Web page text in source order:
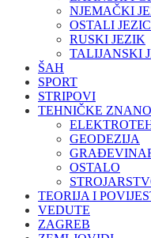
NJEMAČKI
OSTALI
RUSKI JEZIK
TALIJANSKI
ŠAH
SPORT
STRIPOVI
TEHNIČKE
GEODEZIJA
OSTALO
TEORIJA I
VEDUTE
ZAGREB